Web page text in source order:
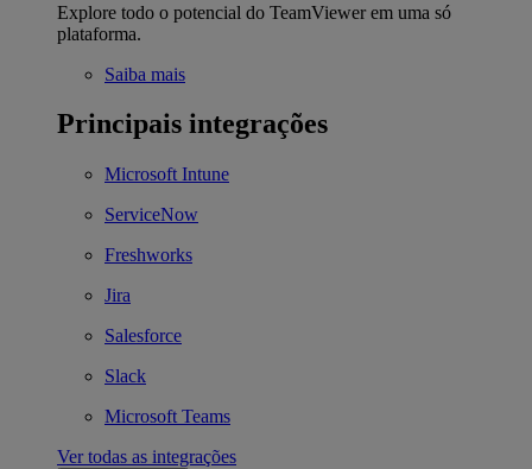
Explore todo o potencial do TeamViewer em uma só
plataforma.
Saiba mais
Principais integrações
Microsoft Intune
ServiceNow
Freshworks
Jira
Salesforce
Slack
Microsoft Teams
Ver todas as integrações